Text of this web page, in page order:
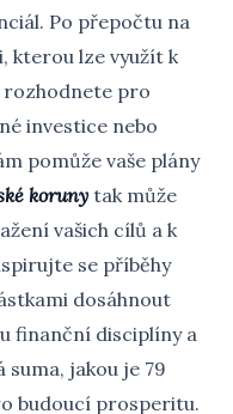
Po přepočtu na
kterou lze využít k
rozhodnete pro
investice nebo
pomůže vaše plány
koruny tak může
vašich cílů a k
se příběhy
dosáhnout
finanční disciplíny a
suma, jakou je 79
budoucí prosperitu.